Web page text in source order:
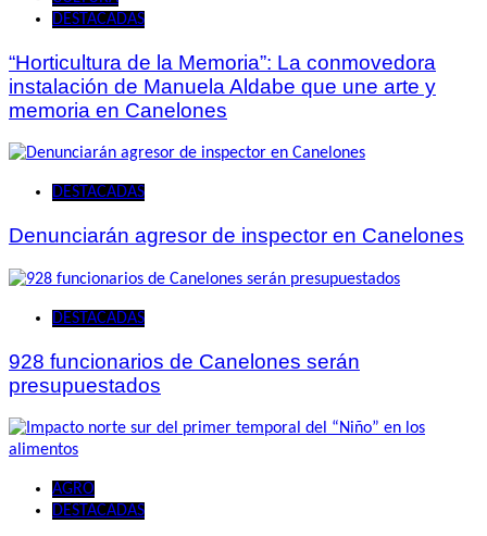
DESTACADAS
“Horticultura de la Memoria”: La conmovedora
instalación de Manuela Aldabe que une arte y
memoria en Canelones
DESTACADAS
Denunciarán agresor de inspector en Canelones
DESTACADAS
928 funcionarios de Canelones serán
presupuestados
AGRO
DESTACADAS